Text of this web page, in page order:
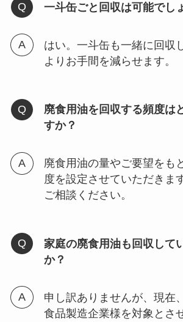
一斗缶ごと回収は可能でし
はい。一斗缶も一緒に回収
よりお手間を減らせます。
廃食用油を回収する頻度は
すか？
廃食用油の量やご要望をも
度を設定させていただきま
ご相談ください。
家庭の廃食用油も回収して
か？
申し訳ありませんが、現在
食品製造企業様を対象とさ